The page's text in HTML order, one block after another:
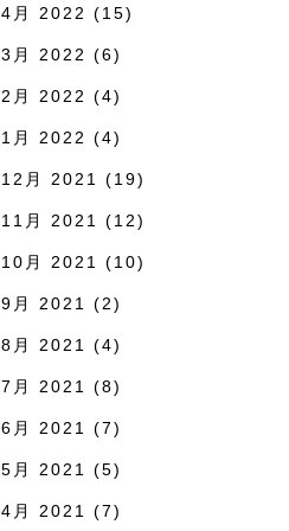
4月 2022 (15)
3月 2022 (6)
2月 2022 (4)
1月 2022 (4)
12月 2021 (19)
11月 2021 (12)
10月 2021 (10)
9月 2021 (2)
8月 2021 (4)
7月 2021 (8)
6月 2021 (7)
5月 2021 (5)
4月 2021 (7)